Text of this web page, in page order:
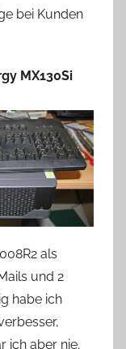
bei Kunden
MX130Si
als
und 2
habe ich
ich aber nie.